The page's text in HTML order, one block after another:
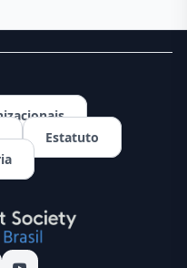
Estatuto